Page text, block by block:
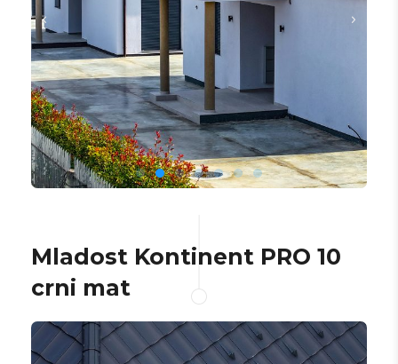
Mladost Kontinent PRO 10
crni mat